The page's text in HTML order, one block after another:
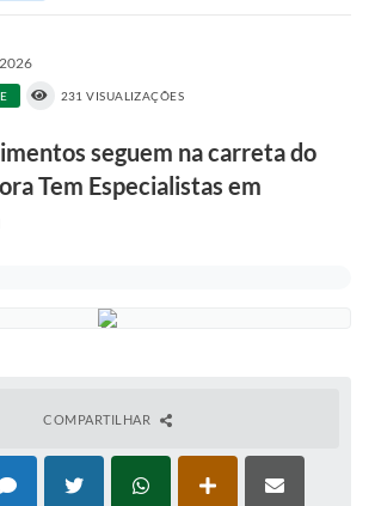
231 VISUALIZAÇÕES
seguem na carreta do
Tem Especialistas em
COMPARTILHAR